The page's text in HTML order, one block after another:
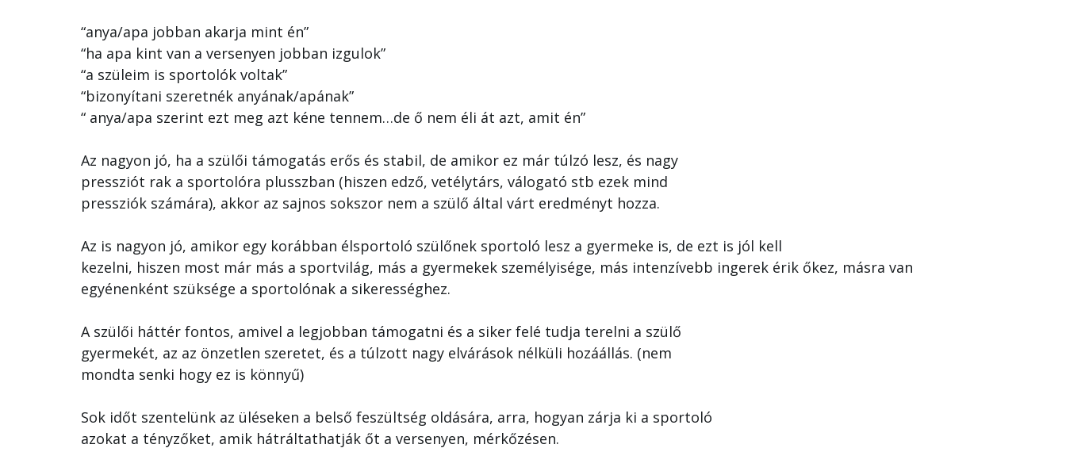
“anya/apa jobban akarja mint én”
“ha apa kint van a versenyen jobban izgulok”
“a szüleim is sportolók voltak”
“bizonyítani szeretnék anyának/apának”
“ anya/apa szerint ezt meg azt kéne tennem…de ő nem éli át azt, amit én”
Az nagyon jó, ha a szülői támogatás erős és stabil, de amikor ez már túlzó lesz, és nagy
pressziót rak a sportolóra plusszban (hiszen edző, vetélytárs, válogató stb ezek mind
pressziók számára), akkor az sajnos sokszor nem a szülő által várt eredményt hozza.
Az is nagyon jó, amikor egy korábban élsportoló szülőnek sportoló lesz a gyermeke is, de ezt is jól kell
kezelni, hiszen most már más a sportvilág, más a gyermekek személyisége, más intenzívebb ingerek érik őkez, másra van
egyénenként szüksége a sportolónak a sikerességhez.
A szülői háttér fontos, amivel a legjobban támogatni és a siker felé tudja terelni a szülő
gyermekét, az az önzetlen szeretet, és a túlzott nagy elvárások nélküli hozáállás. (nem
mondta senki hogy ez is könnyű)
Sok időt szentelünk az üléseken a belső feszültség oldására, arra, hogyan zárja ki a sportoló
azokat a tényzőket, amik hátráltathatják őt a versenyen, mérkőzésen.